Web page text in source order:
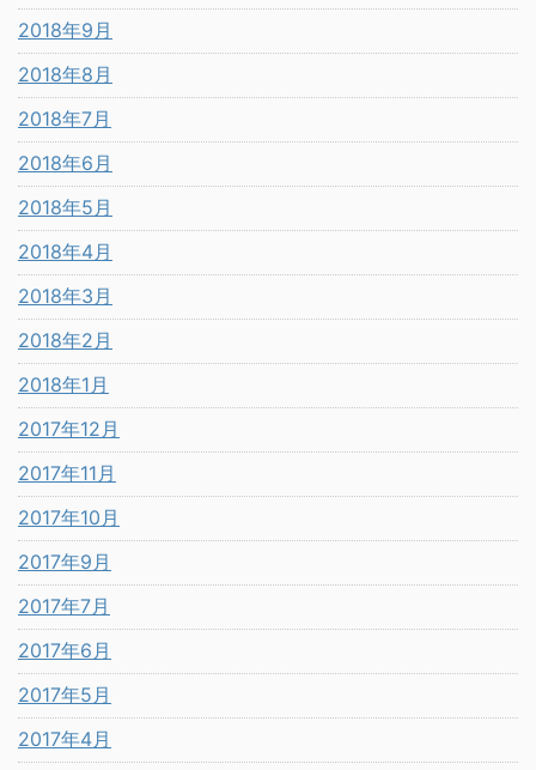
2018年9月
2018年8月
2018年7月
2018年6月
2018年5月
2018年4月
2018年3月
2018年2月
2018年1月
2017年12月
2017年11月
2017年10月
2017年9月
2017年7月
2017年6月
2017年5月
2017年4月